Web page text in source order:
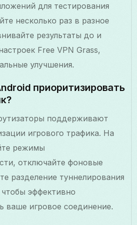
для тестирования
несколько раз в разное
результаты до и
Free VPN Grass,
улучшения.
приоритизировать
поддерживают
игрового трафика. На
режимы
отключайте фоновые
разделение туннелирования
эффективно
ваше игровое соединение.